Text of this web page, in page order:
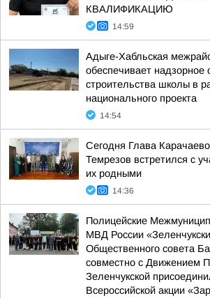
КВАЛИФИКАЦИЮ
14:59
Адыге-Хабльская
обеспечивает надзорное
строительства школы в
национального проекта
14:54
Сегодня Глава
Темрезов встретился с
их родными
14:36
Полицейские
МВД России
Общественного совета
совместно с Движением
Зеленчукской
Всероссийской акции